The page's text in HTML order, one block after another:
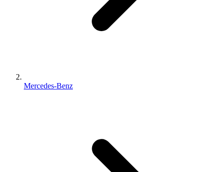
Mercedes-Benz